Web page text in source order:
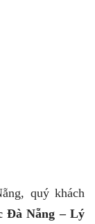
quý khách
Đà Nẵng – Lý